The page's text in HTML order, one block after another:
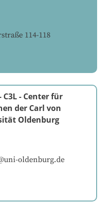
114-118
C3L - Center für
der Carl von
Oldenburg
oldenburg.de